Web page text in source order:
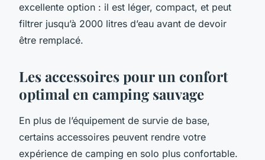
excellente option : il est léger, compact, et peut
filtrer jusqu’à 2000 litres d’eau avant de devoir
être remplacé.
Les accessoires pour un confort
optimal en camping sauvage
En plus de l’équipement de survie de base,
certains accessoires peuvent rendre votre
expérience de camping en solo plus confortable.